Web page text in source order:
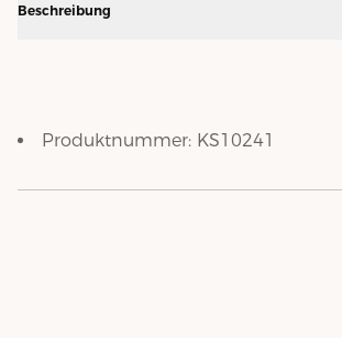
Beschreibung
Produktnummer: KS10241